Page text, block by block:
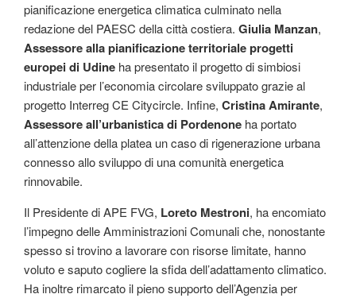
pianificazione energetica climatica culminato nella
redazione del PAESC della città costiera. Giulia Manzan,
Assessore alla pianificazione territoriale progetti
europei di Udine ha presentato il progetto di simbiosi
industriale per l’economia circolare sviluppato grazie al
progetto Interreg CE Citycircle. Infine, Cristina Amirante,
Assessore all’urbanistica di Pordenone ha portato
all’attenzione della platea un caso di rigenerazione urbana
connesso allo sviluppo di una comunità energetica
rinnovabile.
Il Presidente di APE FVG, Loreto Mestroni, ha encomiato
l’impegno delle Amministrazioni Comunali che, nonostante
spesso si trovino a lavorare con risorse limitate, hanno
voluto e saputo cogliere la sfida dell’adattamento climatico.
Ha inoltre rimarcato il pieno supporto dell’Agenzia per